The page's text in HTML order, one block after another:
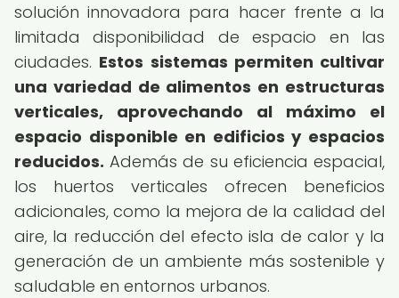
solución innovadora para hacer frente a la
limitada disponibilidad de espacio en las
ciudades. Estos sistemas permiten cultivar
una variedad de alimentos en estructuras
verticales, aprovechando al máximo el
espacio disponible en edificios y espacios
reducidos. Además de su eficiencia espacial,
los huertos verticales ofrecen beneficios
adicionales, como la mejora de la calidad del
aire, la reducción del efecto isla de calor y la
generación de un ambiente más sostenible y
saludable en entornos urbanos.